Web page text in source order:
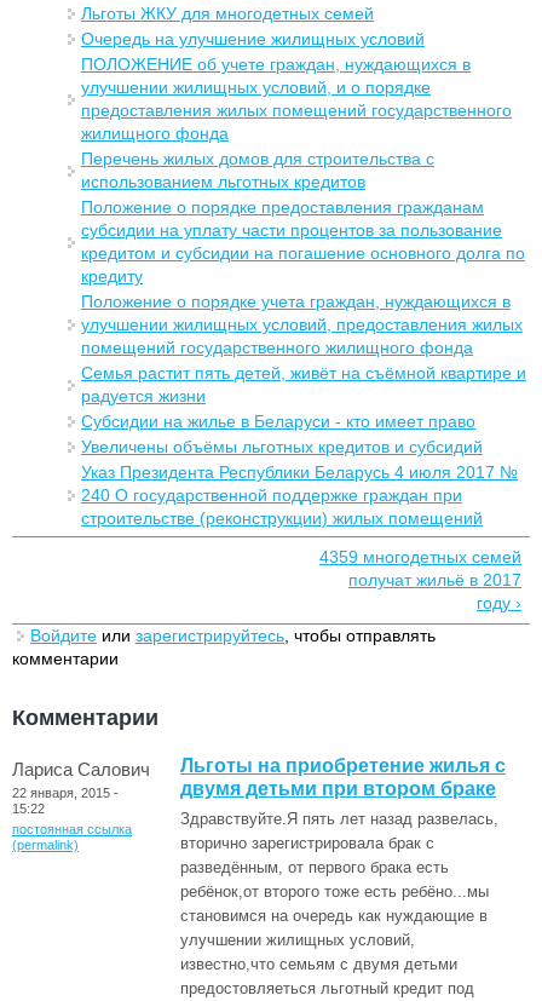
Льготы ЖКУ для многодетных семей
Очередь на улучшение жилищных условий
ПОЛОЖЕНИЕ об учете граждан, нуждающихся в
улучшении жилищных условий, и о порядке
предоставления жилых помещений государственного
жилищного фонда
Перечень жилых домов для строительства с
использованием льготных кредитов
Положение о порядке предоставления гражданам
субсидии на уплату части процентов за пользование
кредитом и субсидии на погашение основного долга по
кредиту
Положение о порядке учета граждан, нуждающихся в
улучшении жилищных условий, предоставления жилых
помещений государственного жилищного фонда
Семья растит пять детей, живёт на съёмной квартире и
радуется жизни
Субсидии на жилье в Беларуси - кто имеет право
Увеличены объёмы льготных кредитов и субсидий
Указ Президента Республики Беларусь 4 июля 2017 №
240 О государственной поддержке граждан при
строительстве (реконструкции) жилых помещений
4359 многодетных семей
получат жильё в 2017
году ›
Войдите или зарегистрируйтесь , чтобы отправлять
комментарии
Комментарии
Лариса Салович
22 января, 2015 -
15:22
постоянная ссылка
(permalink)
Льготы на приобретение жилья с
двумя детьми при втором браке
Здравствуйте.Я пять лет назад развелась,
вторично зарегистрировала брак с
разведённым, от первого брака есть
ребёнок,от второго тоже есть ребёно...мы
становимся на очередь как нуждающие в
улучшении жилищных условий,
известно,что семьям с двумя детьми
предостовляеться льготный кредит под